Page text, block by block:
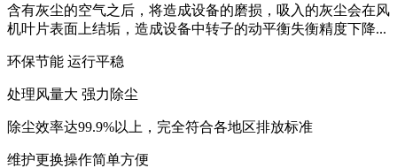
含有灰尘的空气之后，将造成设备的磨损，吸入的灰尘会在风
机叶片表面上结垢，造成设备中转子的动平衡失衡精度下降...
环保节能 运行平稳
处理风量大 强力除尘
除尘效率达99.9%以上，完全符合各地区排放标准
维护更换操作简单方便